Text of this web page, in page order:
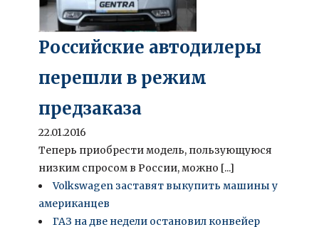
Российские автодилеры
перешли в режим
предзаказа
22.01.2016
Теперь приобрести модель, пользующуюся
низким спросом в России, можно [...]
Volkswagen заставят выкупить машины у
американцев
ГАЗ на две недели остановил конвейер